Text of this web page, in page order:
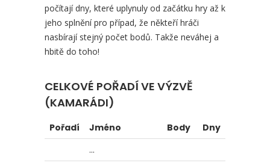
počítají dny, které uplynuly od začátku hry až k
jeho splnění pro případ, že někteří hráči
nasbírají stejný počet bodů. Takže neváhej a
hbitě do toho!
CELKOVÉ POŘADÍ VE VÝZVĚ
(KAMARÁDI)
Pořadí Jméno Body
Dny
...